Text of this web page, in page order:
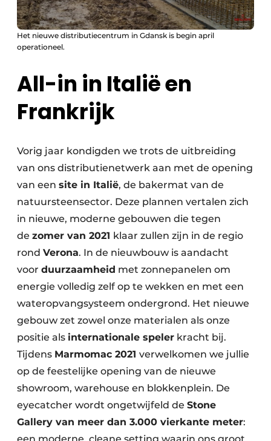
Het nieuwe distributiecentrum in Gdansk is begin april
operationeel.
All-in in Italië en
Frankrijk
Vorig jaar kondigden we trots de uitbreiding
van ons distributienetwerk aan met de opening
van een site in Italië, de bakermat van de
natuursteensector. Deze plannen vertalen zich
in nieuwe, moderne gebouwen die tegen
de zomer van 2021 klaar zullen zijn in de regio
rond Verona. In de nieuwbouw is aandacht
voor duurzaamheid met zonnepanelen om
energie volledig zelf op te wekken en met een
wateropvangsysteem ondergrond. Het nieuwe
gebouw zet zowel onze materialen als onze
positie als internationale speler kracht bij.
Tijdens Marmomac 2021 verwelkomen we jullie
op de feestelijke opening van de nieuwe
showroom, warehouse en blokkenplein. De
eyecatcher wordt ongetwijfeld de Stone
Gallery van meer dan 3.000 vierkante meter: